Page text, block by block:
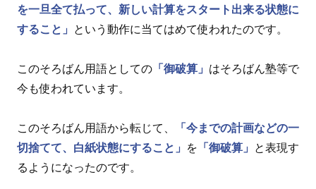
を一旦全て払って、新しい計算をスタート出来る状態に
すること」
という動作に当てはめて使われたのです。
このそろばん用語としての 「御破算」 はそろばん塾等で
今も使われています。
このそろばん用語から転じて、
「今までの計画などの一
切捨てて、白紙状態にすること」
を 「御破算」
と表現す
るようになったのです。